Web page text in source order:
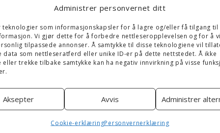
Administrer personvernet ditt
teknologier som informasjonskapsler for å lagre og/eller få tilgang til
Vi gjør dette for å forbedre nettleseropplevelsen og for å
tilpassede annonser. Å samtykke til disse teknologiene vil
data som nettleseratferd eller unike ID-er på dette nettstedet. Å ikke
eller trekke tilbake samtykke kan ha negativ innvirkning på visse
Aksepter Avvis Administrer
Cookie-erklæringPersonvernerklæring
at vi som bedrift bidrar til å støtte og
Hva gjør meg glad:
Bortsett fra når Liverpool vinner
fotballkamper, og Manchester United
meg glad i hverdagen. Hver og en av
mine dyktige arbeidskolleger gjør meg
glad hver dag når jeg kommer på jobb.
Når vi sammen løser en utfordring eller